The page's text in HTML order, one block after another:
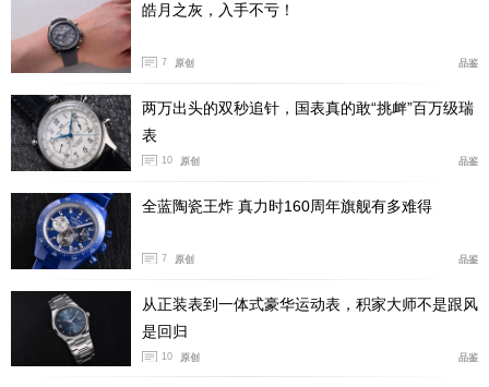
在Slim d’Hermès Pocket Roaaaaar! 细木镶嵌怀表的镂
空表盖上，一头咆哮的雄狮彷佛从热带草原径直走来。R
oaaaaar!原为英国艺术家Alice Shirley设计的丝巾图案，
在这枚怀表上，狮子的侧脸通过细木镶嵌工艺再次呈现。
工匠先按表盖的尺寸将图案缩小以适应表壳尺寸，再根据
各种木材的天然色泽精心挑选。紫心木、树瘤木、布宾加
木、郁金香木、枫木等共计十种珍贵木材，均根据原始设
计选用，用于表现狮子如丝绸般柔顺的鬃毛与皮毛。这些
木材被切割成无数微小的碎片后，如拼图般拼接组合，再
皓月之灰，入手不亏！
7 原创 品鉴
两万出头的双秒追针，国表真的敢“挑衅”百万级瑞
表
10 原创 品鉴
全蓝陶瓷王炸 真力时160周年旗舰有多难得
7 原创 品鉴
从正装表到一体式豪华运动表，积家大师不是跟风
是回归
10 原创 品鉴